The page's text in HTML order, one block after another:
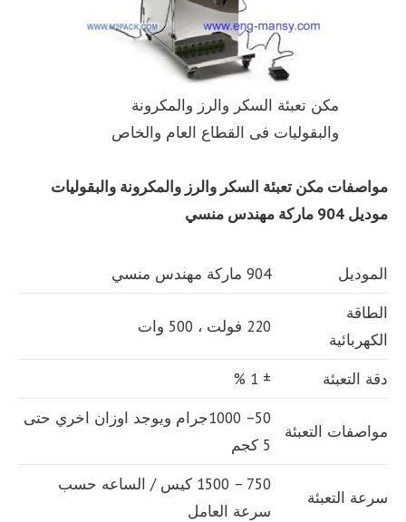
مكن تعبئة السكر والرز والمكرونة
والبقوليات فى القطاع العام والخاص
مواصفات مكن تعبئة السكر والرز والمكرونة والبقوليات
موديل 904 ماركة مهندس منسي
الموديل
904 ماركة مهندس منسي
الطاقة
الكهربائية
220 فولت ، 500 وات
دقة التعبئة ± 1 %
مواصفات التعبئة
50– 1000جرام ويوجد اوزان اخري حتى
5 كجم
سرعة التعبئة
750 – 1500 كيس / الساعه حسب
سرعة العامل